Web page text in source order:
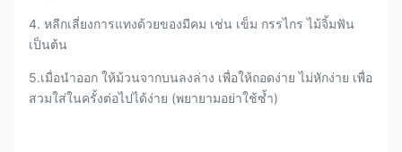
4. หลีกเลี่ยงการแทงด้วยของมีคม เช่น เข็ม กรรไกร ไม้จิ้มฟัน
เป็นต้น
5.เมื่อนำออก ให้ม้วนจากบนลงล่าง เพื่อให้ถอดง่าย ไม่หักง่าย เพื่อ
สวมใส่ในครั้งต่อไปได้ง่าย (พยายามอย่าใช้ซ้ำ)